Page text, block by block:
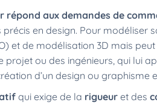
répond aux demandes de
en design. Pour modéliser
et de modélisation 3D mais
projet ou des ingénieurs, qui lui
d’un design ou graphisme
qui exige de la rigueur et des